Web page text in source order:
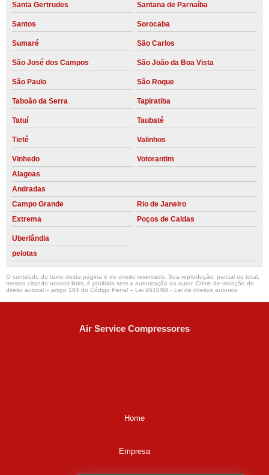
Santa Gertrudes Santana de Parnaíba
Santos Sorocaba
Sumaré São Carlos
São José dos Campos São João da Boa Vista
São Paulo São Roque
Taboão da Serra Tapiratiba
Tatuí Taubaté
Tietê Valinhos
Vinhedo
Votorantim
Alagoas
Andradas
Campo Grande
Rio de Janeiro
Extrema
Poços de Caldas
Uberlândia
pelotas
O conteúdo do texto desta página é de direito reservado. Sua reprodução, parcial ou total,
mesmo citando nossos links, é proibida sem a autorização do autor. Crime de violação de
direito autoral – artigo 184 do Código Penal – Lei 9610/98 - Lei de direitos autorais.
Air Service Compressores
Home
Empresa